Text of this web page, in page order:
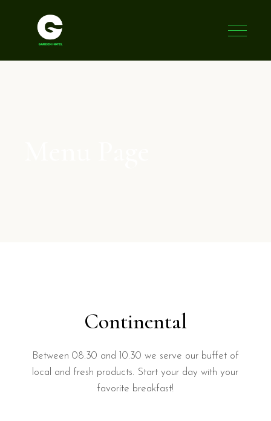
Continental
Between 08.30 and 10.30 we serve our buffet of
local and fresh products. Start your day with your
favorite breakfast!